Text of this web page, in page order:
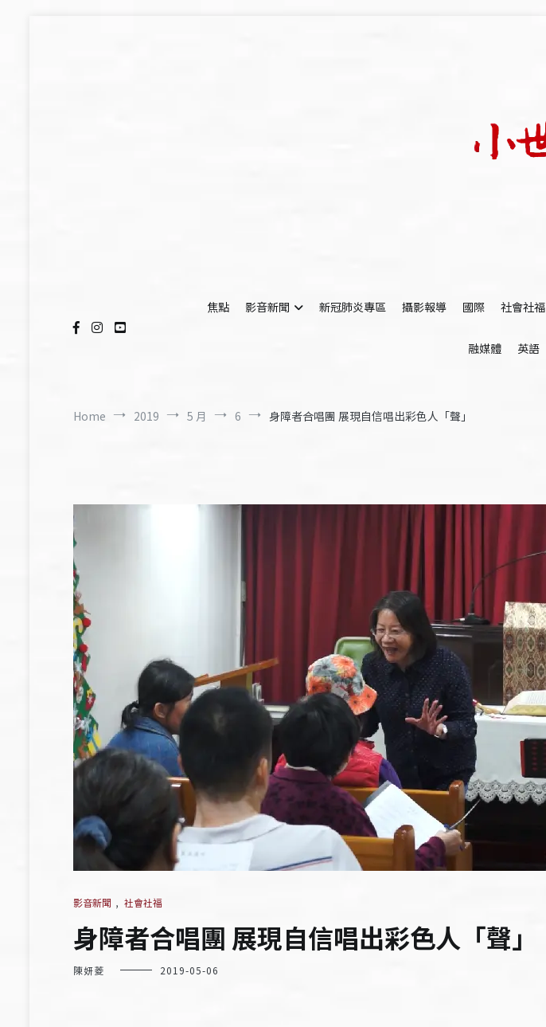
焦點
影音新聞 新冠肺炎專區 攝影報導 國際 社會社福
融媒體 英語
Home 2019 5 月 6 身障者合唱團 展現自信唱出彩色人「聲」
影音新聞 , 社會社福
身障者合唱團 展現自信唱出彩色人「聲」
陳妍菱 2019-05-06